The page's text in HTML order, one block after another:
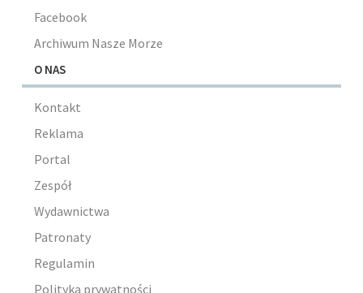
Facebook
Archiwum Nasze Morze
O NAS
Kontakt
Reklama
Portal
Zespół
Wydawnictwa
Patronaty
Regulamin
Polityka prywatności